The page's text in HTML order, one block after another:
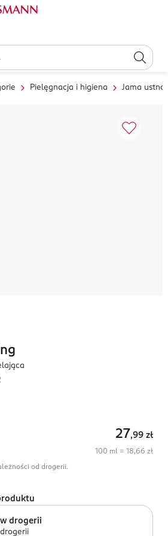
Pielęgnacja i higiena Jama ustna
27,99 zł
100 ml = 18,66 zł
od drogerii.
drogerii